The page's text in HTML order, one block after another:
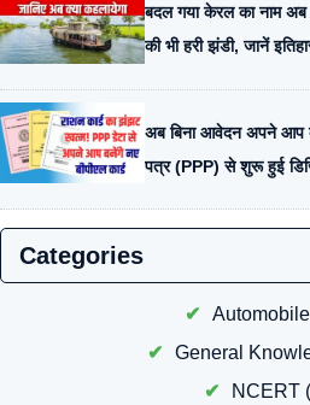
बदल गया केरल का नाम अब
की भी हरी झंडी, जानें
अब बिना आवेदन अपने आप
पत्र (PPP) से शुरू हुई
Categories
Automobile
General
NCERT